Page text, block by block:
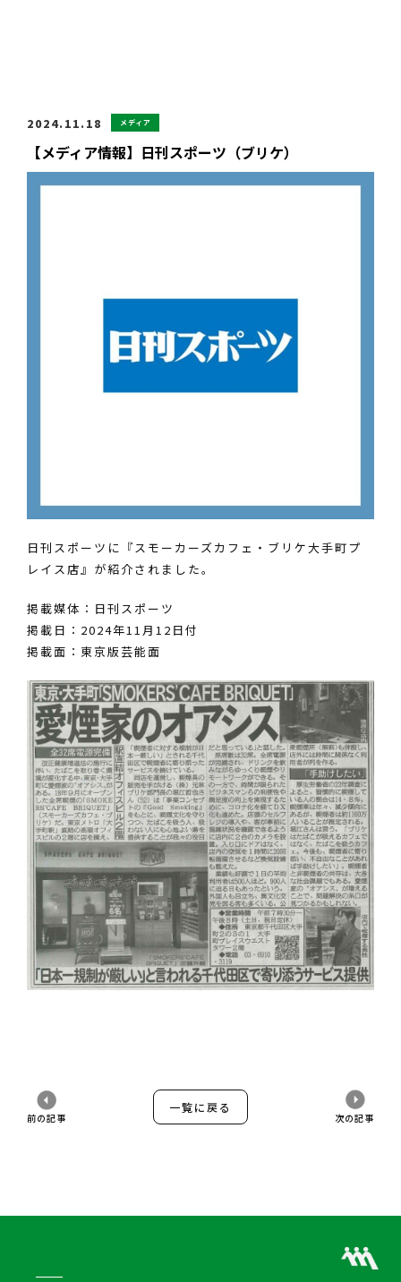
2024.11.18 メディア
【メディア情報】日刊スポーツ（ブリケ）
日刊スポーツに『スモーカーズカフェ・ブリケ大手町プ
レイス店』が紹介されました。
掲載媒体：日刊スポーツ
掲載日：2024年11月12日付
掲載面：東京版芸能面
前の記事
一覧に戻る
次の記事